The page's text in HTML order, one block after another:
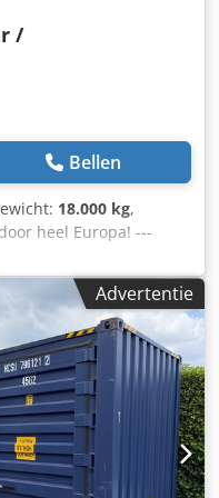
/
Bellen
18.000 kg,
heel Europa! ---
--- -mogelijk,
geschikt voor
spanten met
44 m³!
x b x h):
vloer, achter de tunnel:
Leeggewicht 3810 kg
SJ235
/ 3 mm -Onderframe
-Haak 60 mm -
Advertentie